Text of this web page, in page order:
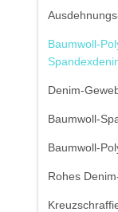
Baumwoll-
Denim-
Baumwoll-
Baumwoll-
Rohes